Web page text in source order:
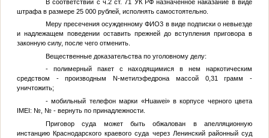
В соответствии с ч.2 ст. 71 УК РФ назначенное наказание в виде
штрафа в размере 25 000 рублей, исполнять самостоятельно.
Меру пресечения осужденномуФИО3 в виде подписки о невыезде
и надлежащем поведении оставить прежней до вступления приговора в
законную силу, после чего отменить.
Вещественные доказательства по уголовному делу:
- полимерный пакет с находящимися в нем наркотическим
средством - производным N-метилэфедрона массой 0,31 грамм -
уничтожить;
- мобильный телефон марки «Huawei» в корпусе черного цвета
IMEI: №, №- вернуть по принадлежности.
Приговор суда может быть обжалован в апелляционную
инстанцию Краснодарского краевого суда через Ленинский районный суд